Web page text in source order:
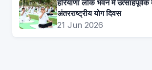
हरियाणा लोक भवन में उत्साहपूर्वक
अंतरराष्ट्रीय योग दिवस
21 Jun 2026